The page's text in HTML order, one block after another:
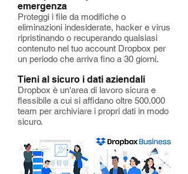
emergenza
Proteggi i file da modifiche o
eliminazioni indesiderate, hacker e virus
ripristinando o recuperando qualsiasi
contenuto nel tuo account Dropbox per
un periodo che arriva fino a 30 giorni.
Tieni al sicuro i dati aziendali
Dropbox è un'area di lavoro sicura e
flessibile a cui si affidano oltre 500.000
team per archiviare i propri dati in modo
sicuro.